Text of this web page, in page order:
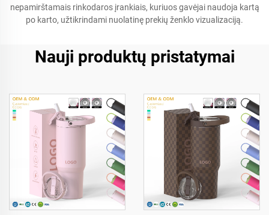
nepamirštamais rinkodaros įrankiais, kuriuos gavėjai naudoja kartą
po karto, užtikrindami nuolatinę prekių ženklo vizualizaciją.
Nauji produktų pristatymai